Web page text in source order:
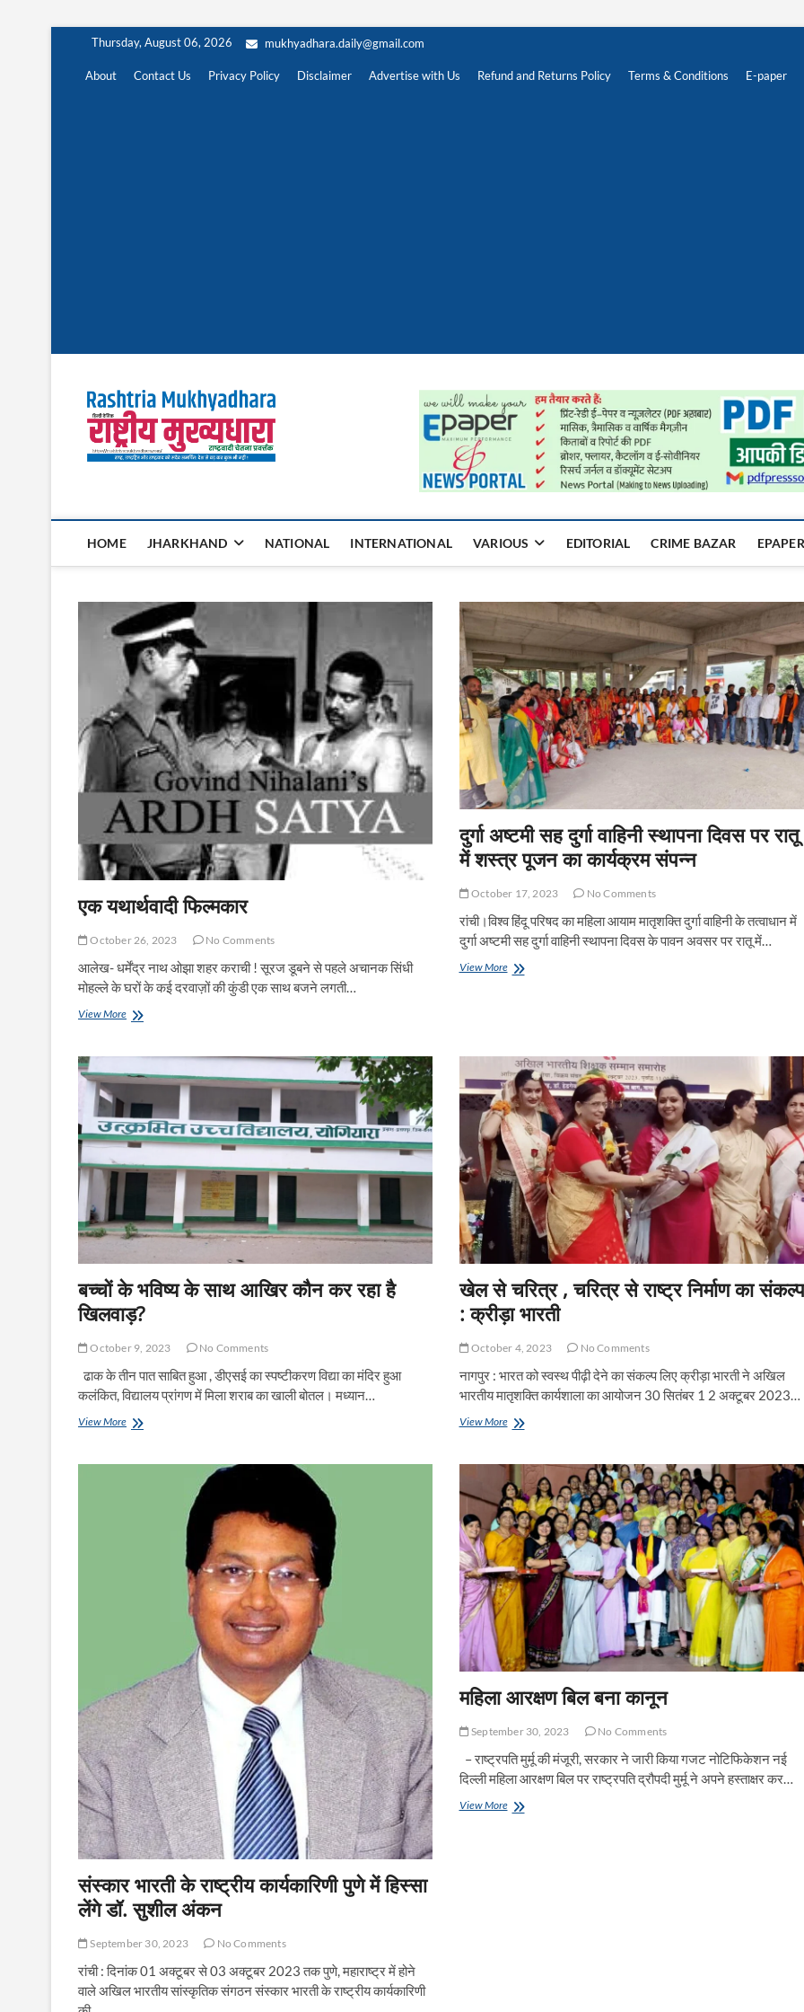
content
Thursday, August 06, 2026 mukhyadhara.daily@gmail.com
About Contact Us Privacy Policy Disclaimer Advertise with Us Refund and Returns Policy Terms & Conditions E-paper
Rashtria Mukhyadhara
HOME JHARKHAND NATIONAL INTERNATIONAL VARIOUS EDITORIAL CRIME BAZAR
एक यथार्थवादी फिल्मकार
October 26, 2023 No Comments
आलेख- धर्मेंद्र नाथ ओझा शहर कराची ! सूरज डूबने से पहले अचानक सिंधी
मोहल्ले के घरों के कई दरवाज़ों की कुंडी एक साथ बजने लगती…
View Moreएक
दुर्गा अष्टमी सह दुर्गा वाहिनी स्थापना दिवस पर रातू
में शस्त्र पूजन का कार्यक्रम संपन्न
October 17, 2023 No Comments
रांची।विश्व हिंदू परिषद का महिला आयाम मातृशक्ति दुर्गा वाहिनी के तत्वाधान में
दुर्गा अष्टमी सह दुर्गा वाहिनी स्थापना दिवस के पावन अवसर पर रातू में…
View Moreदुर्गा
दिवस
पर
रातू
में
शस्त्र
पूजन
का
कार्यक्रम
संपन्न
बच्चों के भविष्य के साथ आखिर कौन कर रहा है
खिलवाड़?
October 9, 2023 No Comments
ढाक के तीन पात साबित हुआ , डीएसई का स्पष्टीकरण विद्या का मंदिर हुआ
कलंकित, विद्यालय प्रांगण में मिला शराब का खाली बोतल। मध्यान…
View Moreबच्चों
खेल से चरित्र , चरित्र से राष्ट्र निर्माण का संकल्प
: क्रीड़ा भारती
October 4, 2023 No Comments
नागपुर : भारत को स्वस्थ पीढ़ी देने का संकल्प लिए क्रीड़ा भारती ने अखिल
भारतीय मातृशक्ति कार्यशाला का आयोजन 30 सितंबर 1 2 अक्टूबर 2023…
View Moreखेल
चरित्र
से
राष्ट्र
निर्माण
का
संकल्प
:
क्रीड़ा
भारती
संस्कार भारती के राष्ट्रीय कार्यकारिणी पुणे में हिस्सा
लेंगे डॉ. सुशील अंकन
September 30, 2023 No Comments
रांची : दिनांक 01 अक्टूबर से 03 अक्टूबर 2023 तक पुणे, महाराष्ट्र में होने
वाले अखिल भारतीय सांस्कृतिक संगठन संस्कार भारती के राष्ट्रीय कार्यकारिणी
महिला आरक्षण बिल बना कानून
September 30, 2023 No Comments
– राष्ट्रपति मुर्मू की मंजूरी, सरकार ने जारी किया गजट नोटिफिकेशन नई
दिल्ली महिला आरक्षण बिल पर राष्ट्रपति द्रौपदी मुर्मू ने अपने हस्ताक्षर कर…
View Moreमहिला